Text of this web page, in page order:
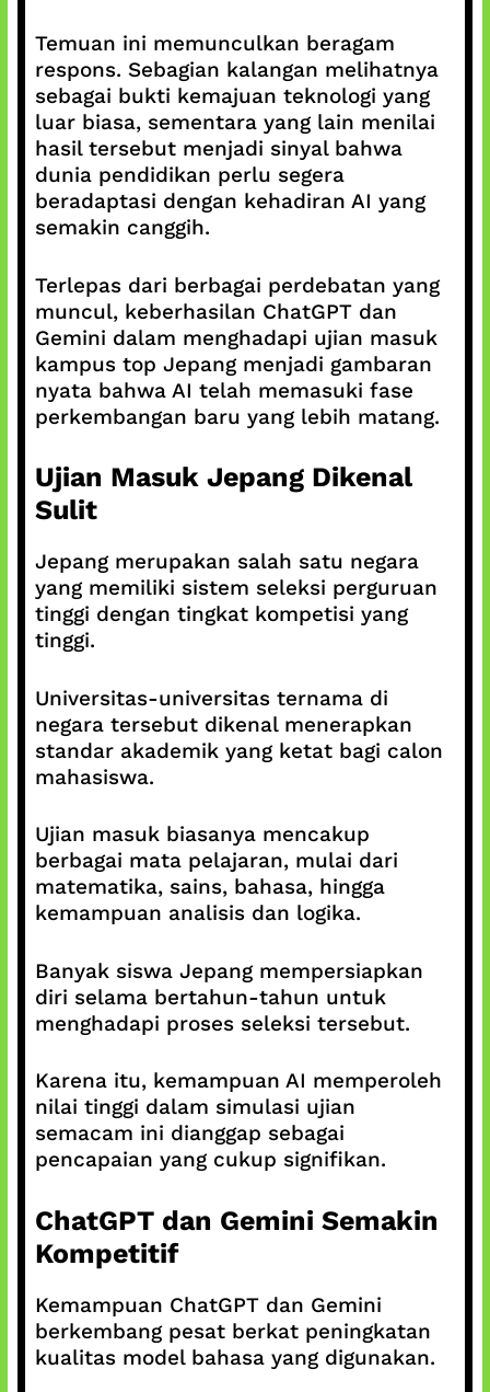
Temuan ini memunculkan beragam
respons. Sebagian kalangan melihatnya
sebagai bukti kemajuan teknologi yang
luar biasa, sementara yang lain menilai
hasil tersebut menjadi sinyal bahwa
dunia pendidikan perlu segera
beradaptasi dengan kehadiran AI yang
semakin canggih.
Terlepas dari berbagai perdebatan yang
muncul, keberhasilan ChatGPT dan
Gemini dalam menghadapi ujian masuk
kampus top Jepang menjadi gambaran
nyata bahwa AI telah memasuki fase
perkembangan baru yang lebih matang.
Ujian Masuk Jepang Dikenal
Sulit
Jepang merupakan salah satu negara
yang memiliki sistem seleksi perguruan
tinggi dengan tingkat kompetisi yang
tinggi.
Universitas-universitas ternama di
negara tersebut dikenal menerapkan
standar akademik yang ketat bagi calon
mahasiswa.
Ujian masuk biasanya mencakup
berbagai mata pelajaran, mulai dari
matematika, sains, bahasa, hingga
kemampuan analisis dan logika.
Banyak siswa Jepang mempersiapkan
diri selama bertahun-tahun untuk
menghadapi proses seleksi tersebut.
Karena itu, kemampuan AI memperoleh
nilai tinggi dalam simulasi ujian
semacam ini dianggap sebagai
pencapaian yang cukup signifikan.
ChatGPT dan Gemini Semakin
Kompetitif
Kemampuan ChatGPT dan Gemini
berkembang pesat berkat peningkatan
kualitas model bahasa yang digunakan.